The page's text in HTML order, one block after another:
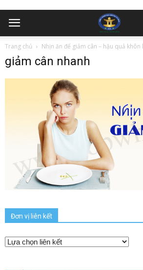
Trang chủ Nhịn ăn để giảm cân – hậu quả khôn
giảm cân nhanh
Đơn vị liên kết